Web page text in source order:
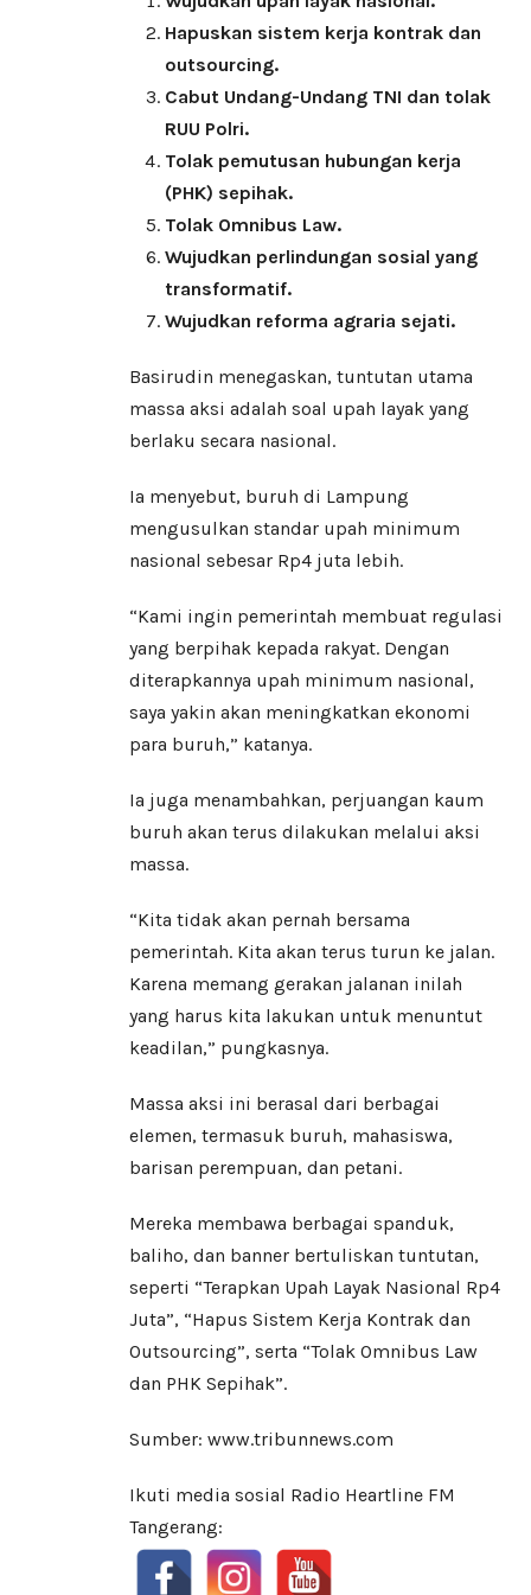
Hapuskan sistem kerja kontrak dan
outsourcing.
Cabut Undang-Undang TNI dan tolak
RUU Polri.
Tolak pemutusan hubungan kerja
(PHK) sepihak.
Tolak Omnibus Law.
Wujudkan perlindungan sosial yang
transformatif.
Wujudkan reforma agraria sejati.
Basirudin menegaskan, tuntutan utama
massa aksi adalah soal upah layak yang
berlaku secara nasional.
Ia menyebut, buruh di Lampung
mengusulkan standar upah minimum
nasional sebesar Rp4 juta lebih.
“Kami ingin pemerintah membuat regulasi
yang berpihak kepada rakyat. Dengan
diterapkannya upah minimum nasional,
saya yakin akan meningkatkan ekonomi
para buruh,” katanya.
Ia juga menambahkan, perjuangan kaum
buruh akan terus dilakukan melalui aksi
massa.
“Kita tidak akan pernah bersama
pemerintah. Kita akan terus turun ke jalan.
Karena memang gerakan jalanan inilah
yang harus kita lakukan untuk menuntut
keadilan,” pungkasnya.
Massa aksi ini berasal dari berbagai
elemen, termasuk buruh, mahasiswa,
barisan perempuan, dan petani.
Mereka membawa berbagai spanduk,
baliho, dan banner bertuliskan tuntutan,
seperti “Terapkan Upah Layak Nasional Rp4
Juta”, “Hapus Sistem Kerja Kontrak dan
Outsourcing”, serta “Tolak Omnibus Law
dan PHK Sepihak”.
Sumber: www.tribunnews.com
Ikuti media sosial Radio Heartline FM
Tangerang: